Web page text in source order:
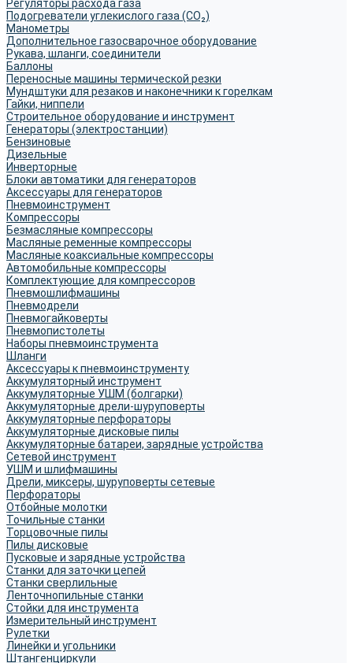
Регуляторы расхода газа
Подогреватели углекислого газа (CO₂)
Манометры
Дополнительное газосварочное оборудование
Рукава, шланги, соединители
Баллоны
Переносные машины термической резки
Мундштуки для резаков и наконечники к горелкам
Гайки, ниппели
Строительное оборудование и инструмент
Генераторы (электростанции)
Бензиновые
Дизельные
Инверторные
Блоки автоматики для генераторов
Аксессуары для генераторов
Пневмоинструмент
Компрессоры
Безмасляные компрессоры
Масляные ременные компрессоры
Масляные коаксиальные компрессоры
Автомобильные компрессоры
Комплектующие для компрессоров
Пневмошлифмашины
Пневмодрели
Пневмогайковерты
Пневмопистолеты
Наборы пневмоинструмента
Шланги
Аксессуары к пневмоинструменту
Аккумуляторный инструмент
Аккумуляторные УШМ (болгарки)
Аккумуляторные дрели-шуруповерты
Аккумуляторные перфораторы
Аккумуляторные дисковые пилы
Аккумуляторные батареи, зарядные устройства
Сетевой инструмент
УШМ и шлифмашины
Дрели, миксеры, шуруповерты сетевые
Перфораторы
Отбойные молотки
Точильные станки
Торцовочные пилы
Пилы дисковые
Пусковые и зарядные устройства
Станки для заточки цепей
Станки сверлильные
Ленточнопильные станки
Стойки для инструмента
Измерительный инструмент
Рулетки
Линейки и угольники
Штангенциркули